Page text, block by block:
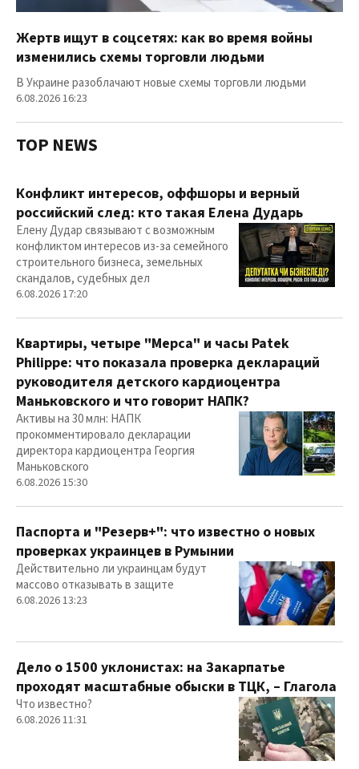
Жертв ищут в соцсетях: как во время войны
изменились схемы торговли людьми
В Украине разоблачают новые схемы торговли людьми
6.08.2026 16:23
TOP NEWS
Конфликт интересов, оффшоры и верный
российский след: кто такая Елена Дударь
Елену Дудар связывают с возможным
конфликтом интересов из-за семейного
строительного бизнеса, земельных
скандалов, судебных дел
6.08.2026 17:20
Квартиры, четыре "Мерса" и часы Patek
Philippe: что показала проверка деклараций
руководителя детского кардиоцентра
Маньковского и что говорит НАПК?
Активы на 30 млн: НАПК
прокомментировало декларации
директора кардиоцентра Георгия
Маньковского
6.08.2026 15:30
Паспорта и "Резерв+": что известно о новых
проверках украинцев в Румынии
Действительно ли украинцам будут
массово отказывать в защите
6.08.2026 13:23
Дело о 1500 уклонистах: на Закарпатье
проходят масштабные обыски в ТЦК, – Глагола
Что известно?
6.08.2026 11:31